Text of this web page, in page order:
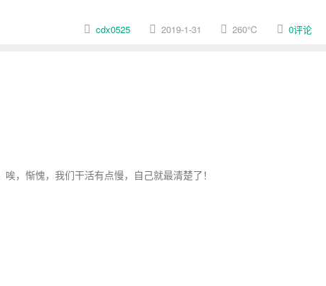
cdx0525 2019-1-31 260℃ 0评论
，惭愧，我们干活有点慢，自己就最清楚了！